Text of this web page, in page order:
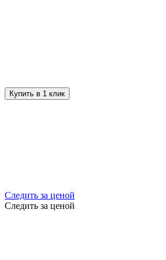
Купить в 1 клик
Следить за ценой
Следить за ценой